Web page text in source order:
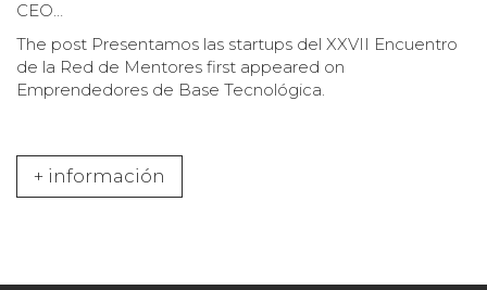
CEO…
The post Presentamos las startups del XXVII Encuentro
de la Red de Mentores first appeared on
Emprendedores de Base Tecnológica.
+ información